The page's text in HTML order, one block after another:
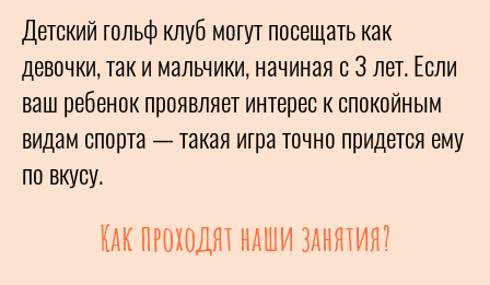
Детский гольф клуб могут посещать как
девочки, так и мальчики, начиная с 3 лет. Если
ваш ребенок проявляет интерес к спокойным
видам спорта — такая игра точно придется ему
по вкусу.
Как проходят наши занятия?